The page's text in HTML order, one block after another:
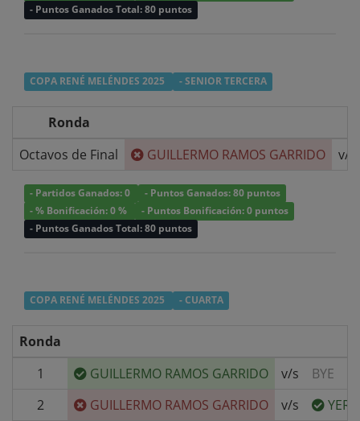
- Puntos Ganados Total: 80 puntos
COPA RENÉ MELÉNDES 2025 - SENIOR TERCERA
Ronda
Octavos de Final
GUILLERMO RAMOS GARRIDO v/s
- Partidos Ganados: 0
- Puntos Ganados: 80 puntos
- % Bonificación: 0 %
- Puntos Bonificación: 0 puntos
- Puntos Ganados Total: 80 puntos
COPA RENÉ MELÉNDES 2025 - CUARTA
Ronda
1
GUILLERMO RAMOS GARRIDO v/s
BYE
2
GUILLERMO RAMOS GARRIDO v/s